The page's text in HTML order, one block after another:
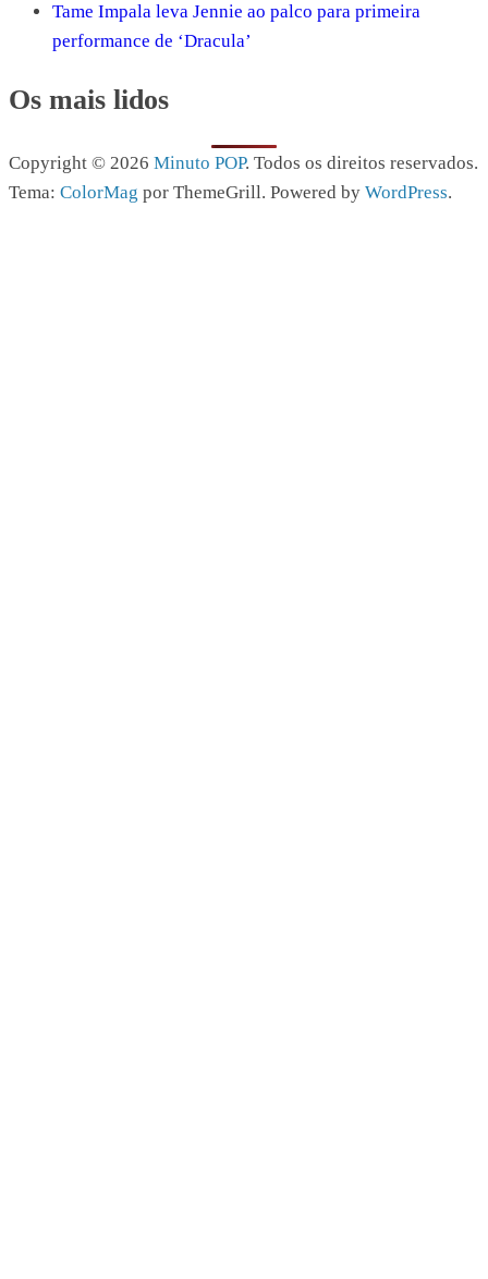
Tame Impala leva Jennie ao palco para primeira
performance de ‘Dracula’
Os mais lidos
Copyright © 2026 Minuto POP. Todos os direitos reservados.
Tema: ColorMag por ThemeGrill. Powered by WordPress.